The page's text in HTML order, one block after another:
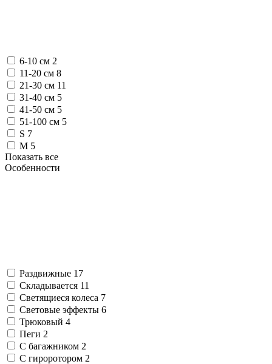
6-10 см 2
11-20 см 8
21-30 см 11
31-40 см 5
41-50 см 5
51-100 см 5
S 7
M 5
Показать все
Особенности
Раздвижные 17
Складывается 11
Светящиеся колеса 7
Световые эффекты 6
Трюковый 4
Пеги 2
С багажником 2
С гироротором 2